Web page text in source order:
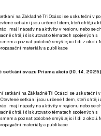
na Základně Tři Ocásci se uskuteční v
setkání jsou určené lidem, kteří chtějí
mají nápady na aktivity v regionu nebo se
chtějí diskutovat o tématech spojených s
a poznat podobně smýšlející lidi z okolí.
materiály a publikace.
setkání svazu Priama akcia (10. 14. 2025)
setkání na Základně Tři Ocásci se uskuteční
Otevřené setkání jsou určené lidem, kteří
mají nápady na aktivity v regionu nebo se
chtějí diskutovat o tématech spojených s
a poznat podobně smýšlející lidi z okolí.
materiály a publikace.